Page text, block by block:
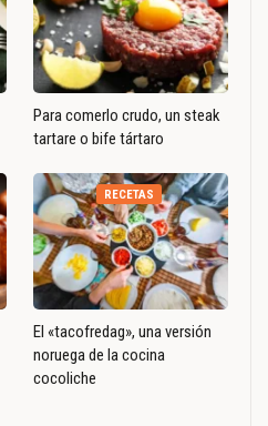
Para comerlo crudo, un steak
tartare o bife tártaro
RECETAS
El «tacofredag», una versión
noruega de la cocina
cocoliche